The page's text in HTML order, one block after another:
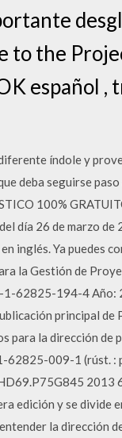
to the
español
índole y
deba seguirse
100%
día 26 de marzo de
inglés. Ya puedes
la Gestión de
62825-194-4 Año:
principal de
para la dirección
62825-009-1 (rúst. :
2013
edición y se divide
la dirección